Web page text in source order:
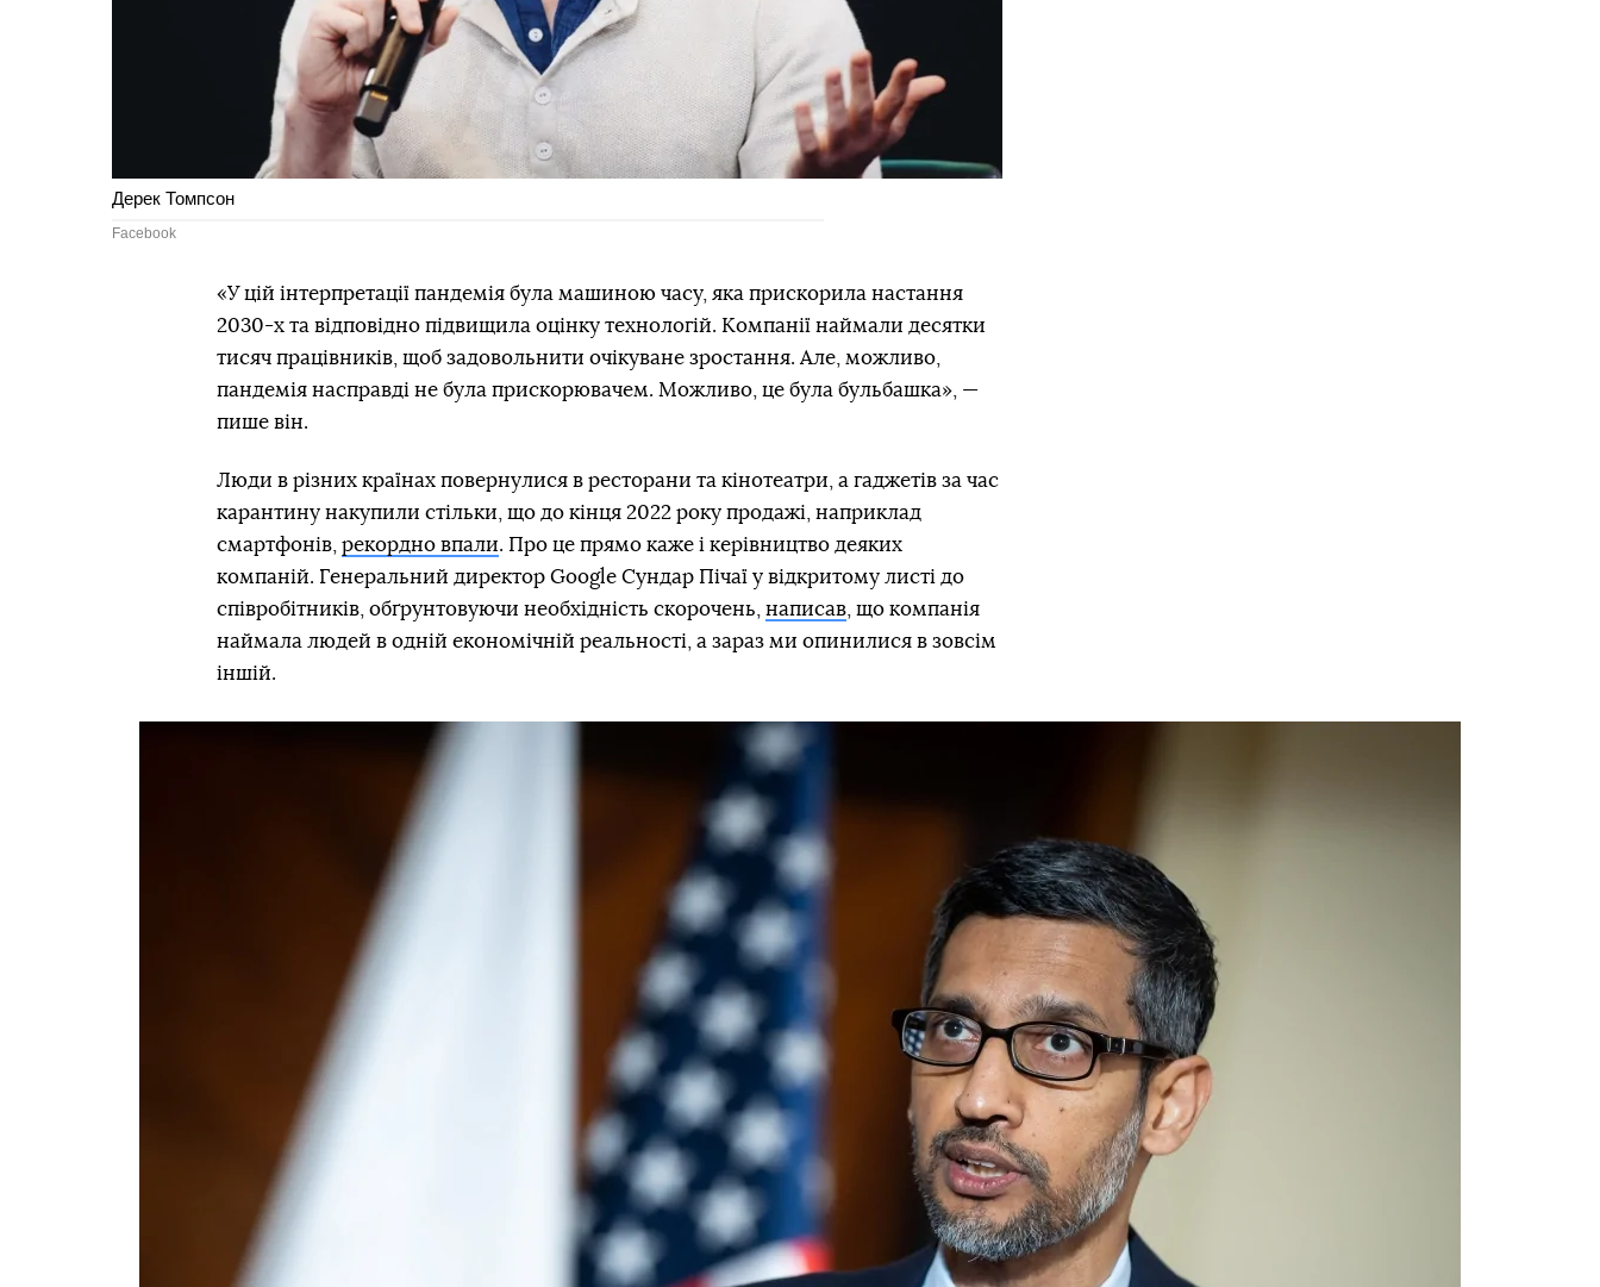
Дерек Томпсон
Facebook
«У цій інтерпретації пандемія була машиною часу, яка прискорила настання
2030-х та відповідно підвищила оцінку технологій. Компанії наймали десятки
тисяч працівників, щоб задовольнити очікуване зростання. Але, можливо,
пандемія насправді не була прискорювачем. Можливо, це була бульбашка», —
пише він.
Люди в різних країнах повернулися в ресторани та кінотеатри, а гаджетів за час
карантину накупили стільки, що до кінця 2022 року продажі, наприклад
смартфонів, рекордно впали. Про це прямо каже і керівництво деяких
компаній. Генеральний директор Google Сундар Пічаї у відкритому листі до
співробітників, обґрунтовуючи необхідність скорочень, написав , що компанія
наймала людей в одній економічній реальності, а зараз ми опинилися в зовсім
іншій.